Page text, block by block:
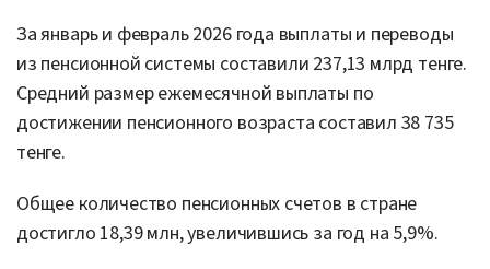
За январь и февраль 2026 года выплаты и переводы
из пенсионной системы составили 237,13 млрд тенге.
Средний размер ежемесячной выплаты по
достижении пенсионного возраста составил 38 735
тенге.
Общее количество пенсионных счетов в стране
достигло 18,39 млн, увеличившись за год на 5,9%.